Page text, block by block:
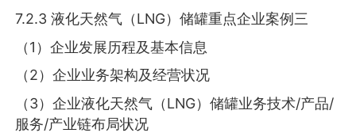
7.2.3 液化天然气（LNG）储罐重点企业案例三
（1）企业发展历程及基本信息
（2）企业业务架构及经营状况
（3）企业液化天然气（LNG）储罐业务技术/产品/
服务/产业链布局状况